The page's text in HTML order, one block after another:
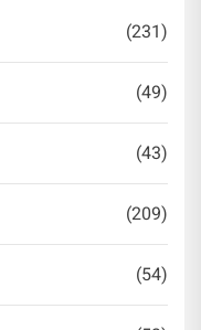
(231)
(49)
(43)
(209)
(54)